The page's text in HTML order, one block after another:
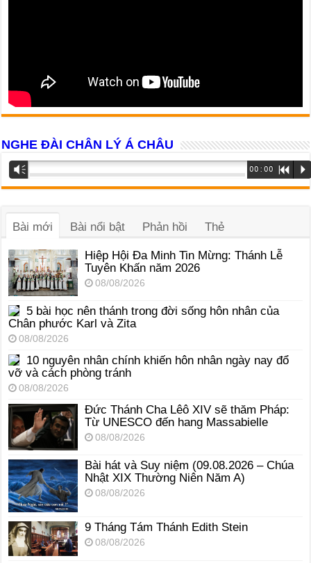
NGHE ĐÀI CHÂN LÝ Á CHÂU
Trình
phát
Vm 00:00 R P
Bài mới Bài nổi bật Phản hồi Thẻ
Hiệp Hội Đa Minh Tin Mừng: Thánh Lễ
Tuyên Khấn năm 2026
08/08/2026
5 bài học nên thánh trong đời sống hôn nhân của
Chân phước Karl và Zita
08/08/2026
10 nguyên nhân chính khiến hôn nhân ngày nay đổ
vỡ và cách phòng tránh
08/08/2026
Đức Thánh Cha Lêô XIV sẽ thăm Pháp:
Từ UNESCO đến hang Massabielle
08/08/2026
Bài hát và Suy niệm (09.08.2026 – Chúa
Nhật XIX Thường Niên Năm A)
08/08/2026
9 Tháng Tám Thánh Edith Stein
08/08/2026